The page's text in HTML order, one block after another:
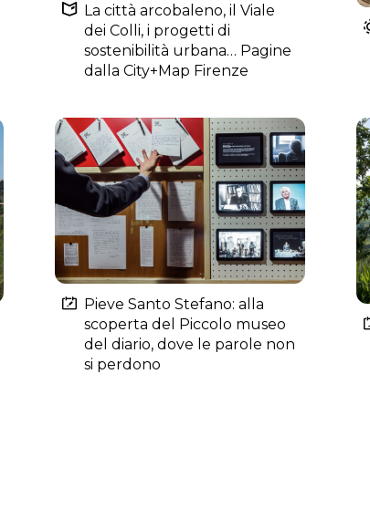
La città arcobaleno, il Viale
dei Colli, i progetti di
sostenibilità urbana… Pagine
dalla City+Map Firenze
Pieve Santo Stefano: alla
scoperta del Piccolo museo
del diario, dove le parole non
si perdono